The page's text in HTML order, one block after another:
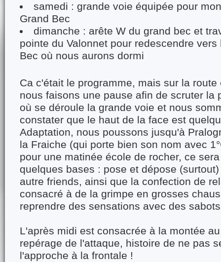
samedi : grande voie équipée pour
Grand Bec
dimanche : arête W du grand bec et
pointe du Valonnet pour redescendre
Bec où nous aurons dormi
Ca c'était le programme, mais sur la
nous faisons une pause afin de scruter la
où se déroule la grande voie et nous
constater que le haut de la face est
Adaptation, nous poussons jusqu'à
la Fraiche (qui porte bien son nom avec
pour une matinée école de rocher, ce
quelques bases : pose et dépose
autre friends, ainsi que la confection de
consacré à de la grimpe en grosses
reprendre des sensations avec des
L'après midi est consacrée à la montée
repérage de l'attaque, histoire de ne pas
l'approche à la frontale !